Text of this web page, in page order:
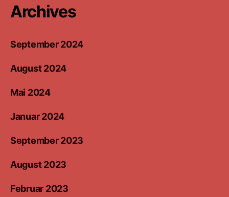
Archives
September 2024
August 2024
Mai 2024
Januar 2024
September 2023
August 2023
Februar 2023